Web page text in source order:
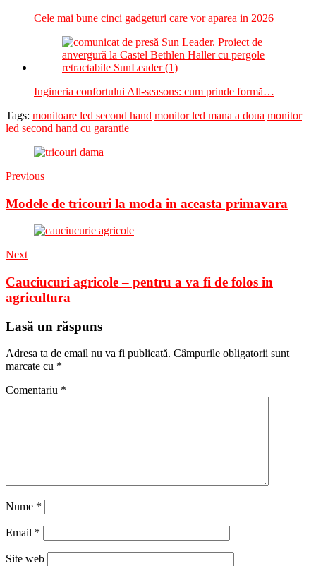
Cele mai bune cinci gadgeturi care vor aparea in 2026
Ingineria confortului All-seasons: cum prinde formă…
Tags: monitoare led second hand monitor led mana a doua monitor
led second hand cu garantie
Previous
Modele de tricouri la moda in aceasta primavara
Next
Cauciucuri agricole – pentru a va fi de folos in
agricultura
Lasă un răspuns
Adresa ta de email nu va fi publicată. Câmpurile obligatorii sunt
marcate cu *
Comentariu *
Nume *
Email *
Site web